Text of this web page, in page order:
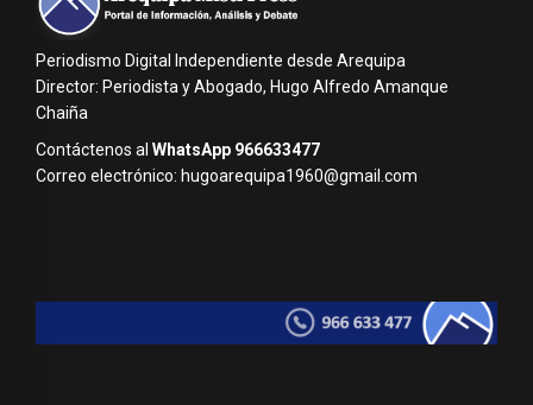
Periodismo Digital Independiente desde Arequipa
Director: Periodista y Abogado, Hugo Alfredo Amanque
Chaiña
Contáctenos al WhatsApp 966633477
Correo electrónico: hugoarequipa1960@gmail.com